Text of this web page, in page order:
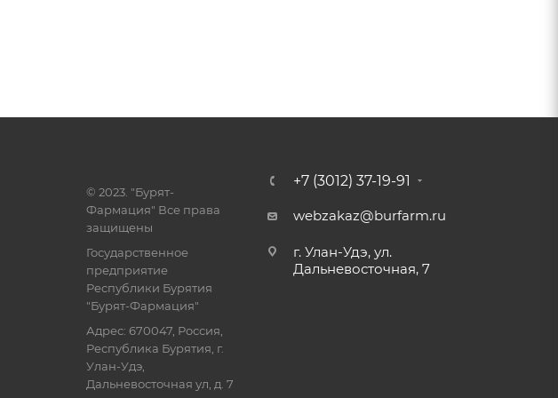
© 2023. "Бурят-
Фармация" Все права
защищены
Государственное
предприятие
Республики Бурятия
"Бурят-Фармация"
Адрес: 670047, Россия,
Республика Бурятия, г.
Улан-Удэ,
Дальневосточная ул, д. 7
+7 (3012) 37-19-91
webzakaz@burfarm.ru
г. Улан-Удэ, ул.
Дальневосточная, 7